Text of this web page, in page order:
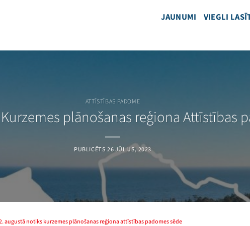
JAUNUMI VIEGLI
ATTĪSTĪBAS PADOME
plānošanas reģiona Attīstības
PUBLICĒTS 26 JŪLIJS, 2023
augustā notiks kurzemes plānošanas reģiona attīstības padomes sēde